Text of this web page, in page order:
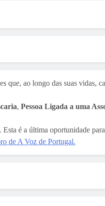
que, ao longo das suas
, Pessoa Ligada a uma
. Esta é a última oportunidade
de A Voz de Portugal.